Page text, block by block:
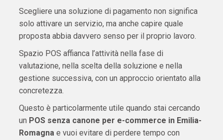
Scegliere una soluzione di pagamento non significa
solo attivare un servizio, ma anche capire quale
proposta abbia davvero senso per il proprio lavoro.
Spazio POS affianca l’attività nella fase di
valutazione, nella scelta della soluzione e nella
gestione successiva, con un approccio orientato alla
concretezza.
Questo è particolarmente utile quando stai cercando
un POS senza canone per e-commerce in Emilia-
Romagnae vuoi evitare di perdere tempo con